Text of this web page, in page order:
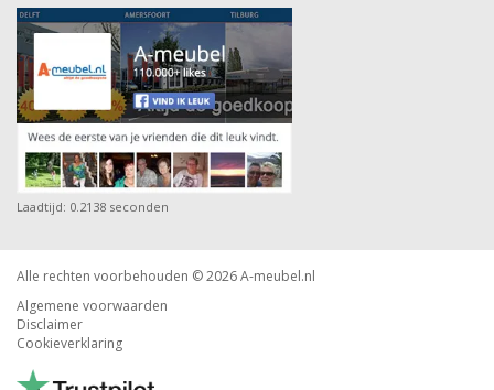
Laadtijd: 0.2138 seconden
Alle rechten voorbehouden © 2026A-meubel.nl
Algemene voorwaarden
Disclaimer
Cookieverklaring